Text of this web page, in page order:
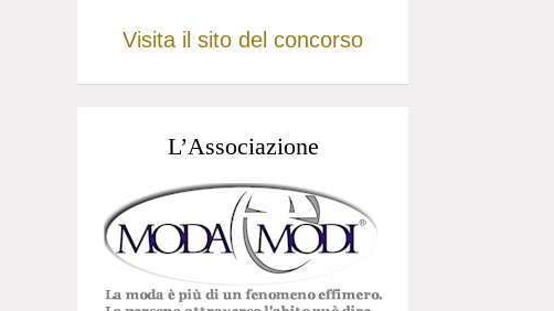
Visita il sito del concorso
L’Associazione